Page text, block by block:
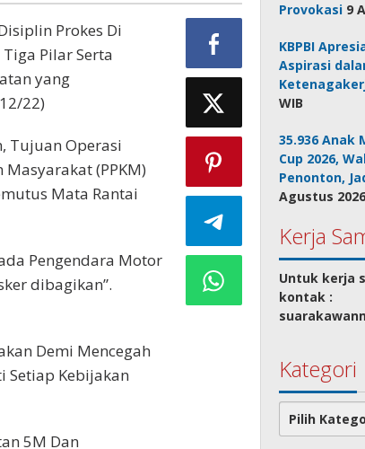
Prokes Di
Pilar Serta
yang
22)
Tujuan Operasi
(PPKM)
Mata Rantai
Pengendara Motor
dibagikan”.
Demi Mencegah
Setiap Kebijakan
5M Dan
Provokasi 9
KBPBI
Aspirasi
WIB
35.936 Anak
Cup 2026,
Penonton,
Agustus
Kerja
Untuk kerja
kontak :
Kategori
Kategori